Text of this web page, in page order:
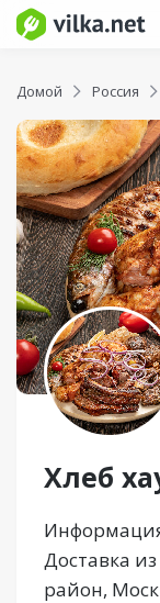
Домой Россия
Хлеб
Доставка
район,